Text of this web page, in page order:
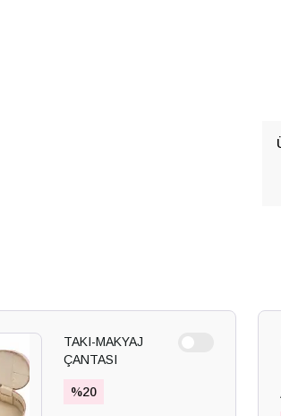
TAKI-MAKYAJ
ÇANTASI
%20